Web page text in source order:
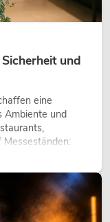
und
eine
Ambiente und
Messeständen:
längst zum